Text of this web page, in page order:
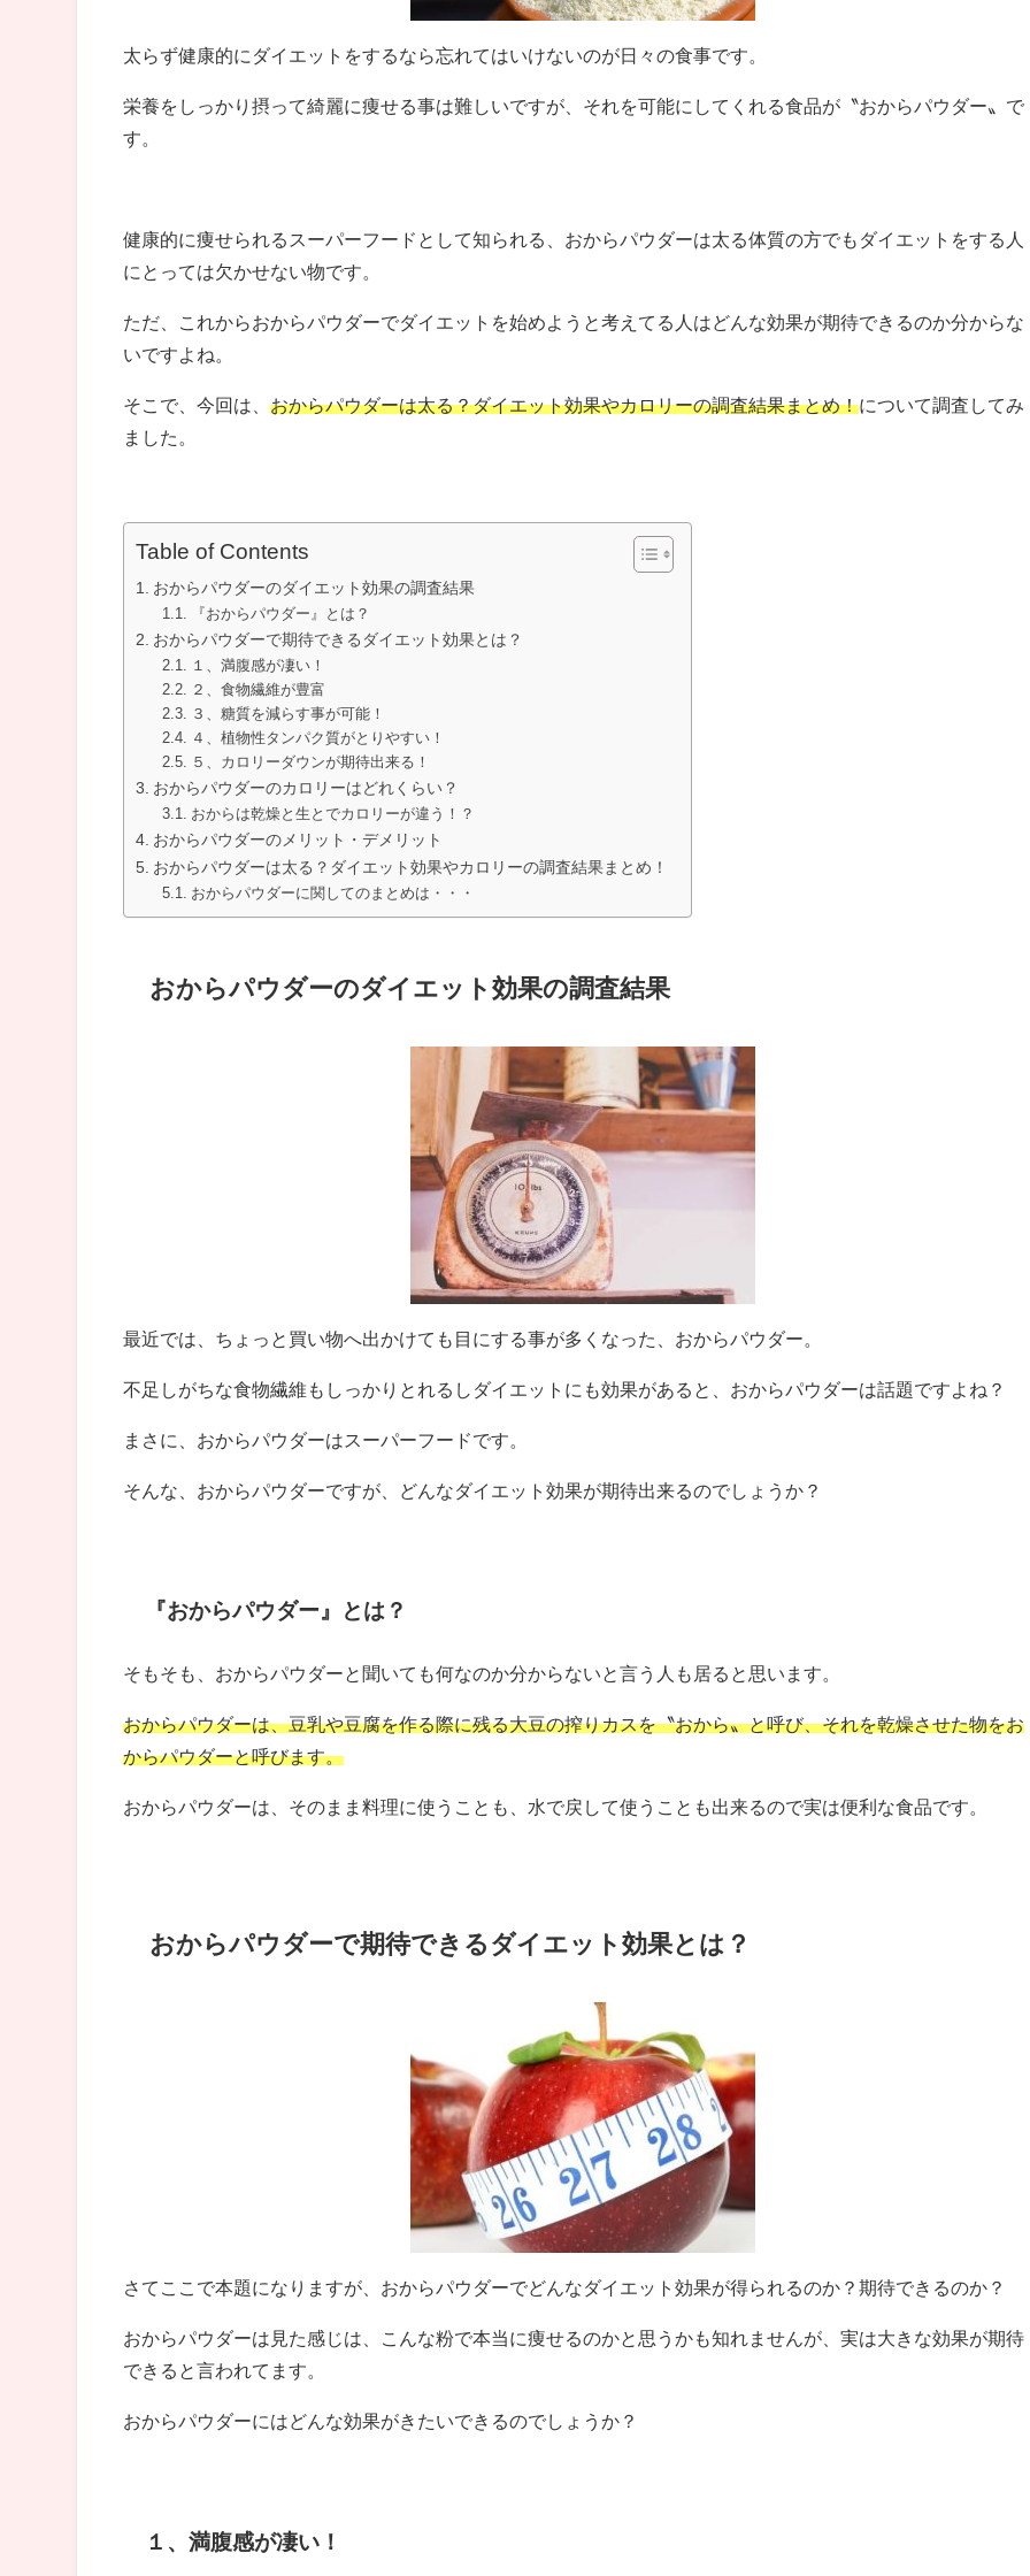
太らず健康的にダイエットをするなら忘れてはいけないのが日々の食事です。
栄養をしっかり摂って綺麗に痩せる事は難しいですが、それを可能にしてくれる食品が〝おからパウダー〟で
す。
健康的に痩せられるスーパーフードとして知られる、おからパウダーは太る体質の方でもダイエットをする人
にとっては欠かせない物です。
ただ、これからおからパウダーでダイエットを始めようと考えてる人はどんな効果が期待できるのか分からな
いですよね。
そこで、今回は、おからパウダーは太る？ダイエット効果やカロリーの調査結果まとめ！について調査してみ
ました。
Table of Contents
おからパウダーのダイエット効果の調査結果
『おからパウダー』とは？
おからパウダーで期待できるダイエット効果とは？
１、満腹感が凄い！
２、食物繊維が豊富
３、糖質を減らす事が可能！
４、植物性タンパク質がとりやすい！
５、カロリーダウンが期待出来る！
おからパウダーのカロリーはどれくらい？
おからは乾燥と生とでカロリーが違う！？
おからパウダーのメリット・デメリット
おからパウダーは太る？ダイエット効果やカロリーの調査結果まとめ！
おからパウダーに関してのまとめは・・・
おからパウダーのダイエット効果の調査結果
最近では、ちょっと買い物へ出かけても目にする事が多くなった、おからパウダー。
不足しがちな食物繊維もしっかりとれるしダイエットにも効果があると、おからパウダーは話題ですよね？
まさに、おからパウダーはスーパーフードです。
そんな、おからパウダーですが、どんなダイエット効果が期待出来るのでしょうか？
『おからパウダー』とは？
そもそも、おからパウダーと聞いても何なのか分からないと言う人も居ると思います。
おからパウダーは、豆乳や豆腐を作る際に残る大豆の搾りカスを〝おから〟と呼び、それを乾燥させた物をお
からパウダーと呼びます。
おからパウダーは、そのまま料理に使うことも、水で戻して使うことも出来るので実は便利な食品です。
おからパウダーで期待できるダイエット効果とは？
さてここで本題になりますが、おからパウダーでどんなダイエット効果が得られるのか？期待できるのか？
おからパウダーは見た感じは、こんな粉で本当に痩せるのかと思うかも知れませんが、実は大きな効果が期待
できると言われてます。
おからパウダーにはどんな効果がきたいできるのでしょうか？
１、満腹感が凄い！